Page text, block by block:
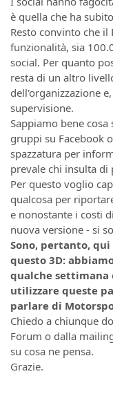
è quella che ha
Resto convinto che
funzionalità, sia
social. Per quanto
resta di un altro
dell'organizzazione
supervisione.
Sappiamo bene
gruppi su Facebook
spazzatura per
prevale chi insulta di
Per questo voglio
qualcosa per
e nonostante i costi
nuova versione - si
Sono, pertanto,
questo 3D:
qualche settimana
utilizzare queste
parlare di
Chiedo a chiunque
Forum o dalla
su cosa ne pensa.
Grazie.